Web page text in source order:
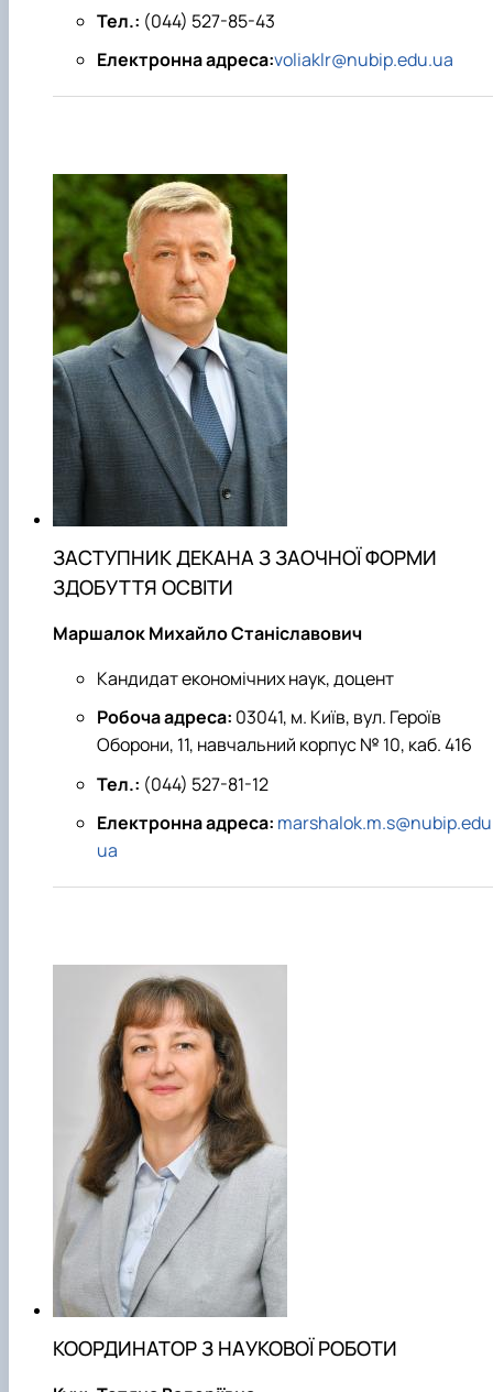
Тел.: (044) 527-85-43
Електронна адреса:voliaklr@nubip.edu.ua
ЗАСТУПНИК ДЕКАНА З ЗАОЧНОЇ ФОРМИ
ЗДОБУТТЯ ОСВІТИ
Маршалок Михайло Станіславович
Кандидат економічних наук, доцент
Робоча адреса: 03041, м. Київ, вул. Героїв
Оборони, 11, навчальний корпус № 10, каб. 416
Тел.: (044) 527-81-12
Електронна адреса:
ua
КООРДИНАТОР З НАУКОВОЇ РОБОТИ